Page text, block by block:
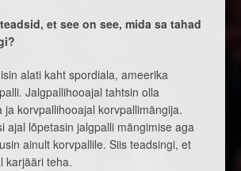
et see on see, mida sa tahad
alati kaht spordiala, ameerika
Jalgpallihooajal tahtsin olla
ja korvpallihooajal korvpallimängija.
ajal lõpetasin jalgpalli mängimise aga
ainult korvpallile. Siis teadsingi, et
karjääri teha.